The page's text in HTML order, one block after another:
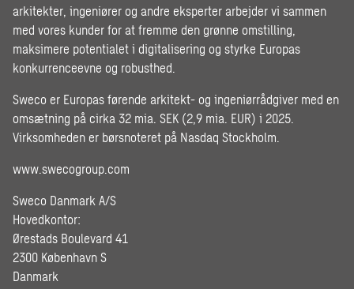
arkitekter, ingeniører og andre eksperter arbejder vi sammen
med vores kunder for at fremme den grønne omstilling,
maksimere potentialet i digitalisering og styrke Europas
konkurrenceevne og robusthed.
Sweco er Europas førende arkitekt- og ingeniørrådgiver med en
omsætning på cirka 32 mia. SEK (2,9 mia. EUR) i 2025.
Virksomheden er børsnoteret på Nasdaq Stockholm.
www.swecogroup.com
Sweco Danmark A/S
Hovedkontor:
Ørestads Boulevard 41
2300 København S
Danmark